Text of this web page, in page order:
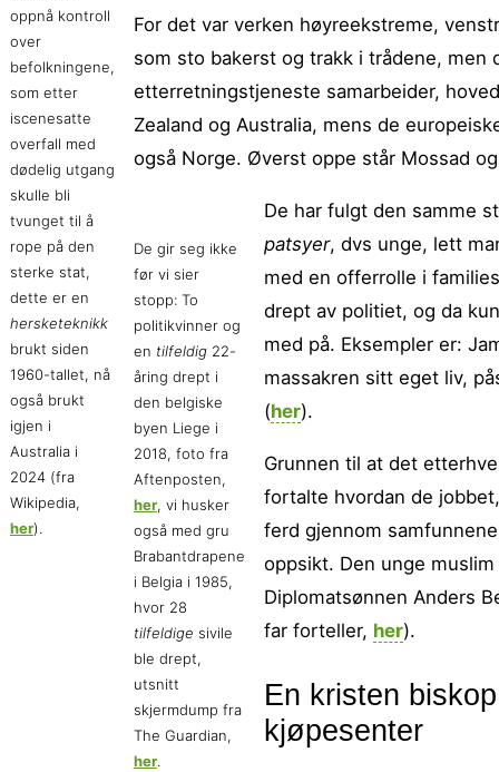
oppnå kontroll
over
befolkningene,
som etter
iscenesatte
overfall med
dødelig utgang
skulle bli
tvunget til å
rope på den
sterke stat,
dette er en
hersketeknikk
brukt siden
1960-tallet, nå
også brukt
igjen i
Australia i
2024 (fra
Wikipedia,
her).
For det var verken høyreekstreme,
som sto bakerst og trakk i trådene,
etterretningstjeneste samarbeider,
Zealand og Australia, mens de
også Norge. Øverst oppe står Mossad
De gir seg ikke
før vi sier
stopp: To
politikvinner og
en tilfeldig22-
åring drept i
den belgiske
byen Liege i
2018, foto fra
Aftenposten,
her, vi husker
også med gru
Brabantdrapene
i Belgia i 1985,
hvor 28
tilfeldige sivile
ble drept,
utsnitt
skjermdump fra
The Guardian,
her.
De har fulgt den samme
patsyer, dvs unge, lett
med en offerrolle i
drept av politiet, og da
med på. Eksempler er:
massakren sitt eget liv,
(her).
Grunnen til at det
fortalte hvordan de
ferd gjennom
oppsikt. Den unge
Diplomatsønnen Anders
far forteller, her).
En kristen
kjøpesenter